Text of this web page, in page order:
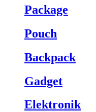
Package
Pouch
Backpack
Gadget
Elektronik